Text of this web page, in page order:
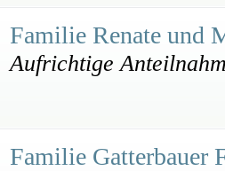
Familie Renate und
Aufrichtige
Familie Gatterbauer